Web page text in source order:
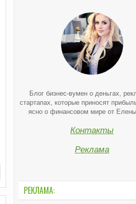
Блог бизнес-вумен о деньгах,
стартапах, которые приносят
ясно о финансовом мире от
Контакты
Реклама
РЕКЛАМА: